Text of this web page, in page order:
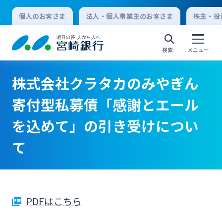
個人のお客さま 法人・個人事業主のお客さま 株主・
検索 メニュー
個人向けインターネットバンキング
ログオン
法人向けインターネットバンキング
株式会社クラタカのみやぎん
寄付型私募債「感謝とエール
を込めて」の引き受けについ
て
PDFはこちら